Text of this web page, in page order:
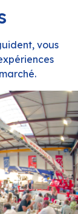
vous